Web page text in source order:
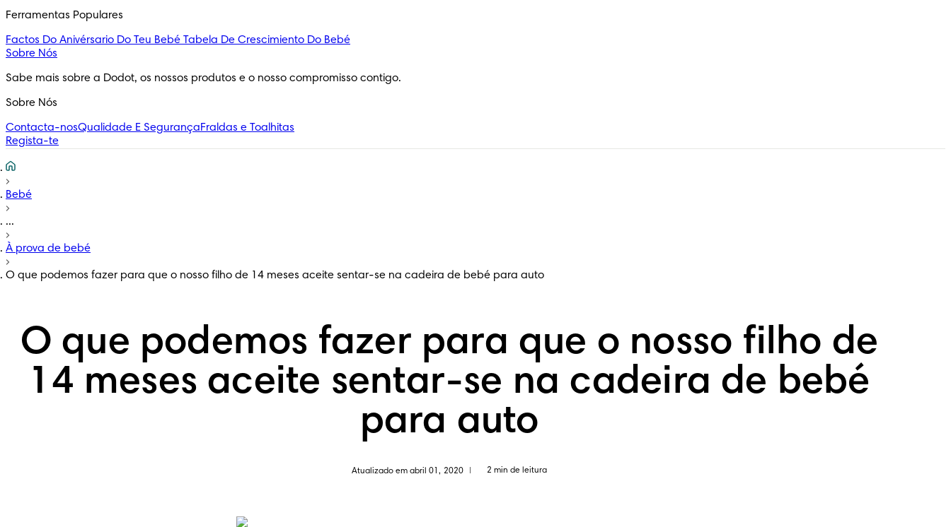
Ferramentas Populares
Factos Do Anivérsario Do Teu Bebé Tabela De Crescimiento Do Bebé
Sobre Nós
Sabe mais sobre a Dodot, os nossos produtos e o nosso compromisso contigo.
Sobre Nós
Contacta-nosQualidade E SegurançaFraldas e Toalhitas
Regista-te
Bebé
...
À prova de bebé
O que podemos fazer para que o nosso filho de 14 meses aceite sentar-se na cadeira de bebé para auto
O que podemos fazer para que o nosso filho de
14 meses aceite sentar-se na cadeira de bebé
para auto
Atualizado em abril 01, 2020 2 min de leitura